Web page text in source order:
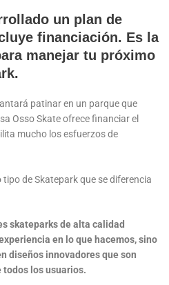
un plan de
financiación. Es la
manejar tu próximo
patinar en un parque que
Osso Skate ofrece financiar el
mucho los esfuerzos de
de Skatepark que se diferencia
skateparks de alta calidad
en lo que hacemos, sino
diseños innovadores que son
todos los usuarios.